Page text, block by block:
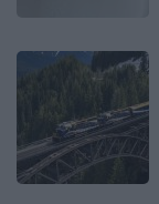
Image